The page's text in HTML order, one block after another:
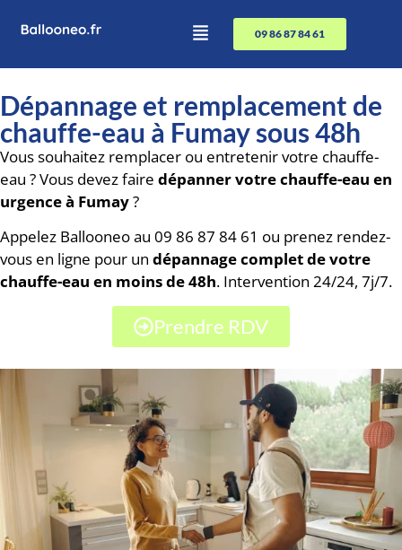
09 86 87 84 61
Dépannage et remplacement de
chauffe-eau à Fumay sous 48h
Vous souhaitez remplacer ou entretenir votre chauffe-
eau ? Vous devez faire dépanner votre chauffe-eau en
urgence à Fumay?
Appelez Ballooneo au 09 86 87 84 61 ou prenez rendez-
vous en ligne pour un dépannage complet de votre
chauffe-eau en moins de 48h. Intervention 24/24, 7j/7.
Prendre RDV